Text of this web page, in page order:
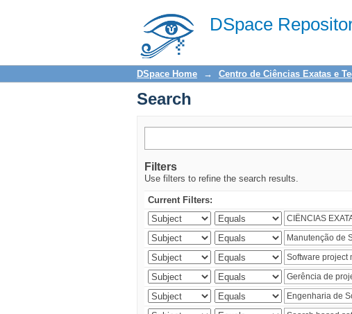
DSpace
Search
DSpace Home → Centro de Ciências Exatas e
Search
Filters
Use filters to refine the search results.
Current Filters: